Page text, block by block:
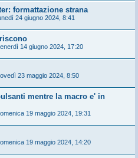
formattazione strana
24 giugno 2024, 8:41
14 giugno 2024, 17:20
23 maggio 2024, 8:50
mentre la macro e' in
19 maggio 2024, 19:31
19 maggio 2024, 14:20